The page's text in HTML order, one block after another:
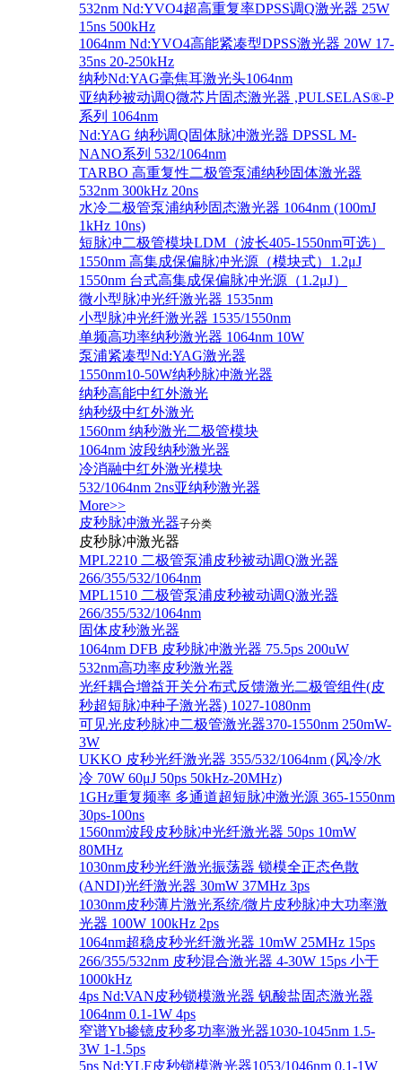
532nm Nd:YVO4超高重复率DPSS调Q激光器 25W
15ns 500kHz
1064nm Nd:YVO4高能紧凑型DPSS激光器 20W 17-
35ns 20-250kHz
纳秒Nd:YAG毫焦耳激光头1064nm
亚纳秒被动调Q微芯片固态激光器 ,PULSELAS®-P
系列 1064nm
Nd:YAG 纳秒调Q固体脉冲激光器 DPSSL M-
NANO系列 532/1064nm
TARBO 高重复性二极管泵浦纳秒固体激光器
532nm 300kHz 20ns
水冷二极管泵浦纳秒固态激光器 1064nm (100mJ
1kHz 10ns)
短脉冲二极管模块LDM（波长405-1550nm可选）
1550nm 高集成保偏脉冲光源（模块式）1.2μJ
1550nm 台式高集成保偏脉冲光源（1.2μJ）
微小型脉冲光纤激光器 1535nm
小型脉冲光纤激光器 1535/1550nm
单频高功率纳秒激光器 1064nm 10W
泵浦紧凑型Nd:YAG激光器
1550nm10-50W纳秒脉冲激光器
纳秒高能中红外激光
纳秒级中红外激光
1560nm 纳秒激光二极管模块
1064nm 波段纳秒激光器
冷消融中红外激光模块
532/1064nm 2ns亚纳秒激光器
More>>
皮秒脉冲激光器子分类
皮秒脉冲激光器
​MPL2210 二极管泵浦皮秒被动调Q激光器
266/355/532/1064nm
MPL1510 二极管泵浦皮秒被动调Q激光器
266/355/532/1064nm
固体皮秒激光器
1064nm DFB 皮秒脉冲激光器 75.5ps 200uW
532nm高功率皮秒激光器
光纤耦合增益开关分布式反馈激光二极管组件(皮
秒超短脉冲种子激光器) 1027-1080nm
可见光皮秒脉冲二极管激光器370-1550nm 250mW-
3W
UKKO 皮秒光纤激光器 355/532/1064nm (风冷/水
冷 70W 60μJ 50ps 50kHz-20MHz)
1GHz重复频率 多通道超短脉冲激光源 365-1550nm
30ps-100ns
1560nm波段皮秒脉冲光纤激光器 50ps 10mW
80MHz
1030nm皮秒光纤激光振荡器 锁模全正态色散
(ANDI)光纤激光器 30mW 37MHz 3ps
1030nm皮秒薄片激光系统/微片皮秒脉冲大功率激
光器 100W 100kHz 2ps
1064nm超稳皮秒光纤激光器 10mW 25MHz 15ps
266/355/532nm 皮秒混合激光器 4-30W 15ps 小于
1000kHz
4ps Nd:VAN皮秒锁模激光器 钒酸盐固态激光器
1064nm 0.1-1W 4ps
窄谱Yb掺镱皮秒多功率激光器1030-1045nm 1.5-
3W 1-1.5ps
5ps Nd:YLF皮秒锁模激光器1053/1046nm 0.1-1W